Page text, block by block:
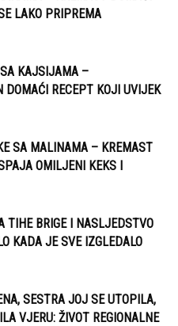
LAKO PRIPREMA
KAJSIJAMA –
DOMAĆI RECEPT KOJI UVIJEK
SA MALINAMA – KREMAST
OMILJENI KEKS I
TIHE BRIGE I NASLJEDSTVO
KADA JE SVE IZGLEDALO
SESTRA JOJ SE UTOPILA,
VJERU: ŽIVOT REGIONALNE